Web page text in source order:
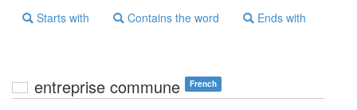
Starts with Contains the word Ends with
entreprise commune French